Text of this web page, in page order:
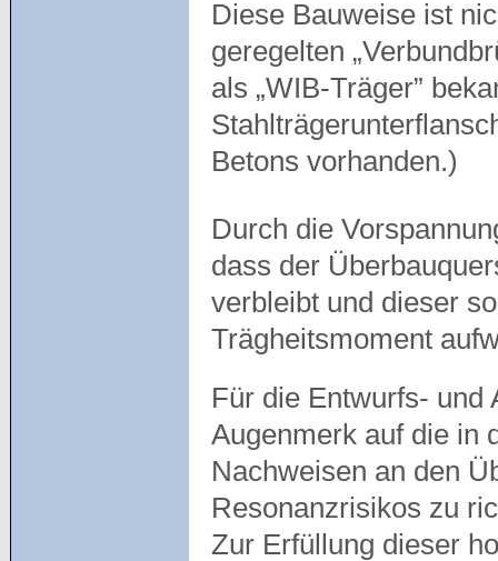
Diese Bauweise ist
geregelten
als „WIB-Träger”
Betons vorhanden.)
Durch die
dass der
verbleibt und dieser
Trägheitsmoment
Für die Entwurfs- und
Augenmerk auf die in
Nachweisen an den
Resonanzrisikos zu
Zur Erfüllung dieser